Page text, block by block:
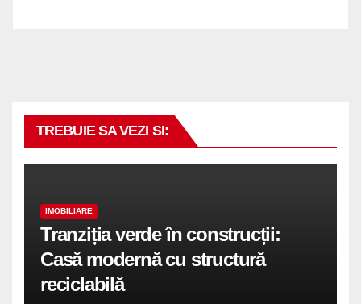
TREBUIE SA VEZI SI:
IMOBILIARE
Tranziția verde în construcții:
Casă modernă cu structură
reciclabilă